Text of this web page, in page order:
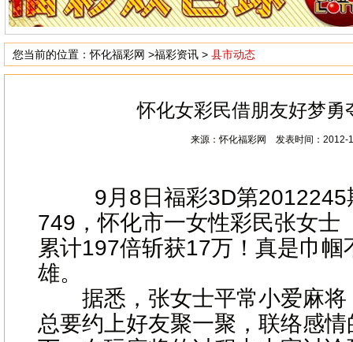
您当前的位置：怀化福彩网 >福彩资讯 > 县市动态
怀化女彩民借朋友好梦勇
来源：怀化福彩网 发表时间：2012-
9月8日福彩3D第
749，怀化市一女性彩民张女士
累计197倍斩获17万！真是巾帼
雄。
据悉，张女士平常小爱麻将
总要约上好友聚一聚，联络感